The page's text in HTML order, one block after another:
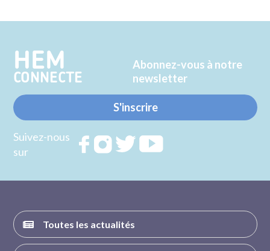
Twitter
Facebook
HEM
CONNECTE
Abonnez-vous à notre
newsletter
S'inscrire
Suivez-nous
sur
RejoignezRejoignezRejoignez
Toutes les actualités